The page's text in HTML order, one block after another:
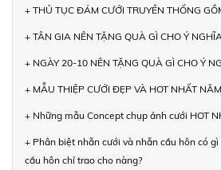
+ THỦ TỤC ĐÁM CƯỚI TRUYỀN THỐNG
+ TÂN GIA NÊN TẶNG QUÀ GÌ CHO Ý
+ NGÀY 20-10 NÊN TẶNG QUÀ GÌ CHO Ý
+ MẪU THIỆP CƯỚI ĐẸP VÀ HOT NHẤT
+ Những mẫu Concept chụp ảnh cưới HOT
+ Phân biệt nhẫn cưới và nhẫn cầu hôn có
cầu hôn chỉ trao cho nàng?